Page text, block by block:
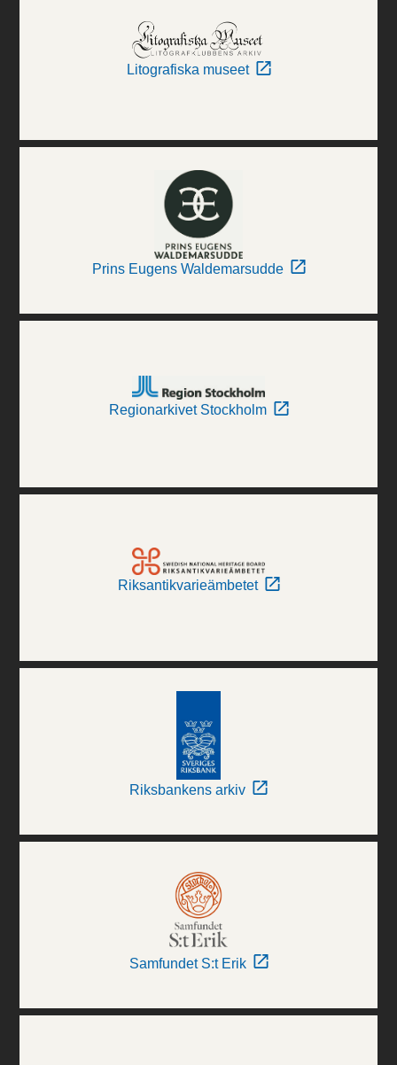
Litografiska museet
Prins Eugens Waldemarsudde
Regionarkivet Stockholm
Riksantikvarieämbetet
Riksbankens arkiv
Samfundet S:t Erik